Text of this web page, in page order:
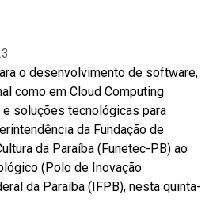
o desenvolvimento de software,
como em Cloud Computing
e soluções tecnológicas para
da Fundação de
da Paraíba (Funetec-PB) ao
(Polo de Inovação
da Paraíba (IFPB), nesta quinta-